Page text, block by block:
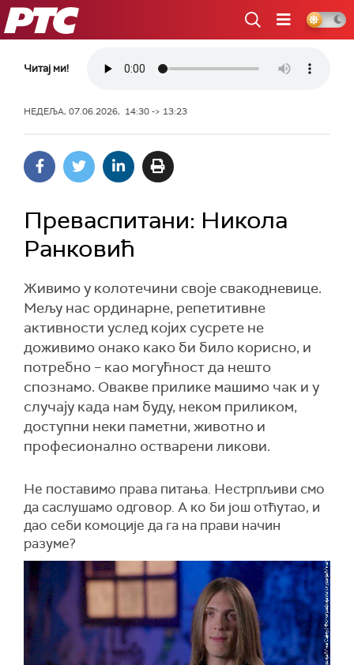
РТС
Читај ми!
НЕДЕЉА, 07.06.2026, 14:30 -> 13:23
Преваспитани: Никола
Ранковић
Живимо у колотечини своје свакодневице.
Мељу нас ординарне, репетитивне
активности услед којих сусрете не
доживимо онако како би било корисно, и
потребно – као могућност да нешто
спознамо. Овакве прилике машимо чак и у
случају када нам буду, неком приликом,
доступни неки паметни, животно и
професионално остварени ликови.
Не поставимо права питања. Нестрпљиви смо
да саслушамо одговор. А ко би још отћутао, и
дао себи комоције да га на прави начин
разуме?